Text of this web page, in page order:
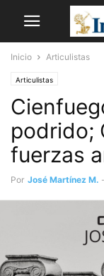
Inicio Articulistas
Articulistas
podrido;
fuerzas
Por José Martínez M. -